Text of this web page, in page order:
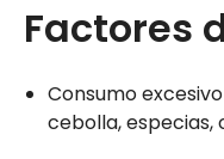
Factores
Consumo
cebolla, especias,